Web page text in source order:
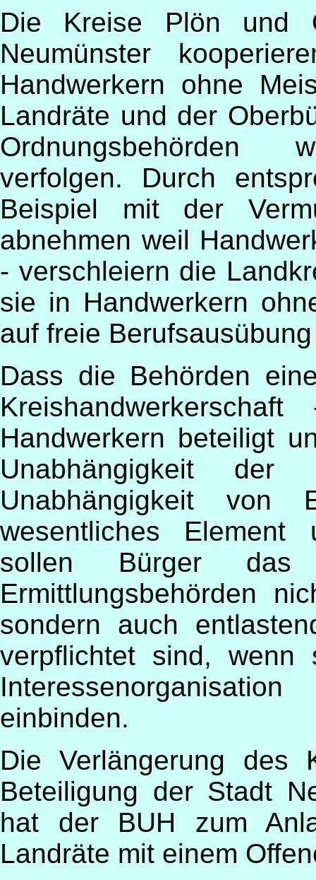
Die Kreise Plön und
Neumünster
Handwerkern ohne
Landräte und der
Ordnungsbehörden
verfolgen. Durch
Beispiel mit der
abnehmen weil
- verschleiern die
sie in Handwerkern
auf freie
Dass die Behörden
Handwerkern beteiligt
Unabhängigkeit der
Unabhängigkeit von
wesentliches Element
sollen Bürger das
Ermittlungsbehörden
sondern auch
verpflichtet sind, wenn
einbinden.
Die Verlängerung des
Beteiligung der Stadt
hat der BUH zum
Landräte mit einem